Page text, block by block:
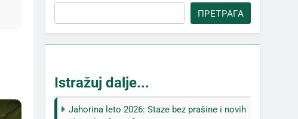
ПРЕТРАГА
Istražuj dalje...
Jahorina leto 2026: Staze bez prašine i novih